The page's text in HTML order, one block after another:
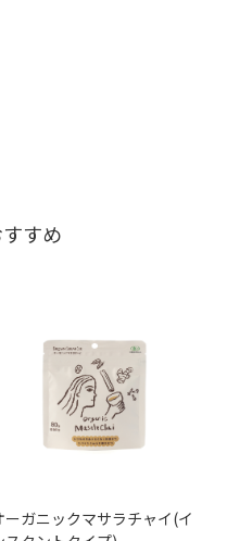
すめ
ーガニックマサラチャイ(イ